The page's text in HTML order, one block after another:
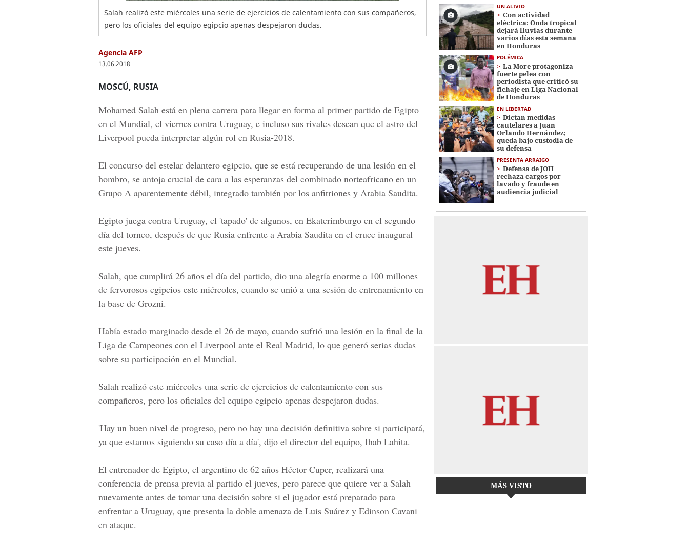
Salah realizó este miércoles una serie de ejercicios de calentamiento con sus compañeros,
pero los oficiales del equipo egipcio apenas despejaron dudas.
Agencia AFP
13.06.2018
MOSCÚ, RUSIA
Mohamed Salah está en plena carrera para llegar en forma al primer partido de Egipto
en el Mundial, el viernes contra Uruguay, e incluso sus rivales desean que el astro del
Liverpool pueda interpretar algún rol en Rusia-2018.
El concurso del estelar delantero egipcio, que se está recuperando de una lesión en el
hombro, se antoja crucial de cara a las esperanzas del combinado norteafricano en un
Grupo A aparentemente débil, integrado también por los anfitriones y Arabia Saudita.
Egipto juega contra Uruguay, el 'tapado' de algunos, en Ekaterimburgo en el segundo
día del torneo, después de que Rusia enfrente a Arabia Saudita en el cruce inaugural
este jueves.
Salah, que cumplirá 26 años el día del partido, dio una alegría enorme a 100 millones
de fervorosos egipcios este miércoles, cuando se unió a una sesión de entrenamiento en
la base de Grozni.
Había estado marginado desde el 26 de mayo, cuando sufrió una lesión en la final de la
Liga de Campeones con el Liverpool ante el Real Madrid, lo que generó serias dudas
sobre su participación en el Mundial.
Salah realizó este miércoles una serie de ejercicios de calentamiento con sus
compañeros, pero los oficiales del equipo egipcio apenas despejaron dudas.
'Hay un buen nivel de progreso, pero no hay una decisión definitiva sobre si participará,
ya que estamos siguiendo su caso día a día', dijo el director del equipo, Ihab Lahita.
El entrenador de Egipto, el argentino de 62 años Héctor Cuper, realizará una
conferencia de prensa previa al partido el jueves, pero parece que quiere ver a Salah
nuevamente antes de tomar una decisión sobre si el jugador está preparado para
enfrentar a Uruguay, que presenta la doble amenaza de Luis Suárez y Edinson Cavani
en ataque.
UN ALIVIO
Con actividad
eléctrica: Onda tropical
dejará lluvias durante
varios días esta semana
en Honduras
POLÉMICA
La More protagoniza
fuerte pelea con
periodista que criticó su
fichaje en Liga Nacional
de Honduras
EN LIBERTAD
Dictan medidas
cautelares a Juan
Orlando Hernández;
queda bajo custodia de
su defensa
PRESENTA ARRAIGO
Defensa de JOH
rechaza cargos por
lavado y fraude en
audiencia judicial
MÁS VISTO